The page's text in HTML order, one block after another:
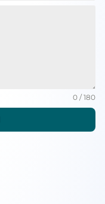
0 / 180